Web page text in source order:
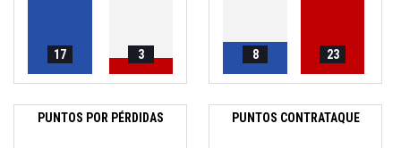
17 3 8 23
PUNTOS POR PÉRDIDAS PUNTOS CONTRATAQUE